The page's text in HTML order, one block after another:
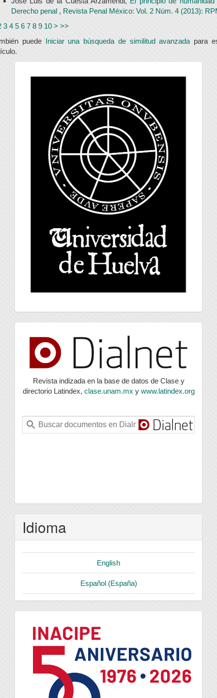
Derecho penal , Revista Penal México: Vol. 2 Núm. 4 (2013):
3 4 5 6 7 8 9 10 > >>
puede Iniciar una búsqueda de similitud avanzada para
universidad
index
Revista indizada en la base de datos de Clase y
directorio Latindex, clase.unam.mx y www.latindex.org
Idioma
English
Español (España)
logo